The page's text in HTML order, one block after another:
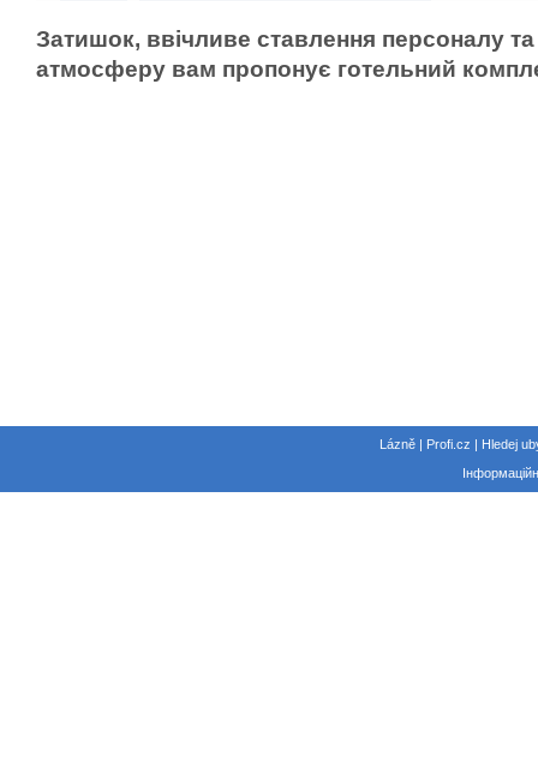
Затишок, ввічливе ставлення персоналу
атмосферу вам пропонує готельний
Lázně | Profi.cz | Hledej